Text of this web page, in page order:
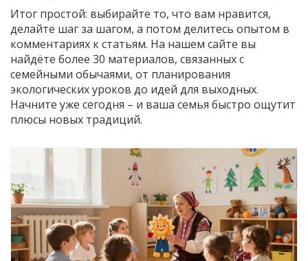
Итог простой: выбирайте то, что вам нравится,
делайте шаг за шагом, а потом делитесь опытом в
комментариях к статьям. На нашем сайте вы
найдёте более 30 материалов, связанных с
семейными обычаями, от планирования
экологических уроков до идей для выходных.
Начните уже сегодня – и ваша семья быстро ощутит
плюсы новых традиций.